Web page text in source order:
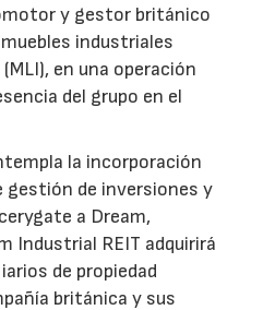
y gestor británico
industriales
en una operación
del grupo en el
la incorporación
gestión de inversiones y
a Dream,
Industrial REIT adquirirá
de propiedad
británica y sus